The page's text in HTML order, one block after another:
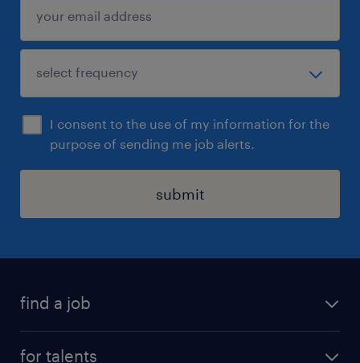
I consent to the use of my information for the
purpose of sending me job alerts.
submit
find a job
for talents